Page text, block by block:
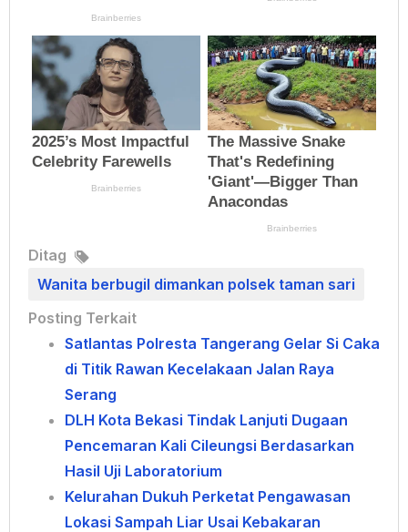
Ditag
Wanita berbugil dimankan polsek taman sari
Posting Terkait
Satlantas Polresta Tangerang Gelar Si Caka
di Titik Rawan Kecelakaan Jalan Raya
Serang
DLH Kota Bekasi Tindak Lanjuti Dugaan
Pencemaran Kali Cileungsi Berdasarkan
Hasil Uji Laboratorium
Kelurahan Dukuh Perketat Pengawasan
Lokasi Sampah Liar Usai Kebakaran